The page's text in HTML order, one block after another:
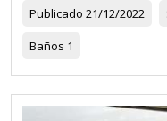
Publicado 21/12/2022
Baños 1